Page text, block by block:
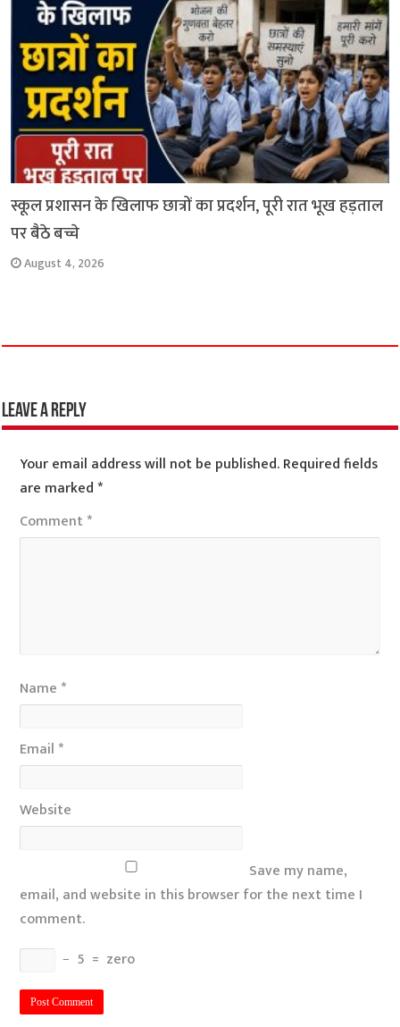
स्कूल प्रशासन के खिलाफ छात्रों का प्रदर्शन, पूरी रात भूख हड़ताल
पर बैठे बच्चे
August 4, 2026
Leave a Reply
Your email address will not be published.Required fields
are marked*
Comment*
Name *
Email *
Website
Save my name,
email, and website in this browser for the next time I
comment.
− 5 = zero